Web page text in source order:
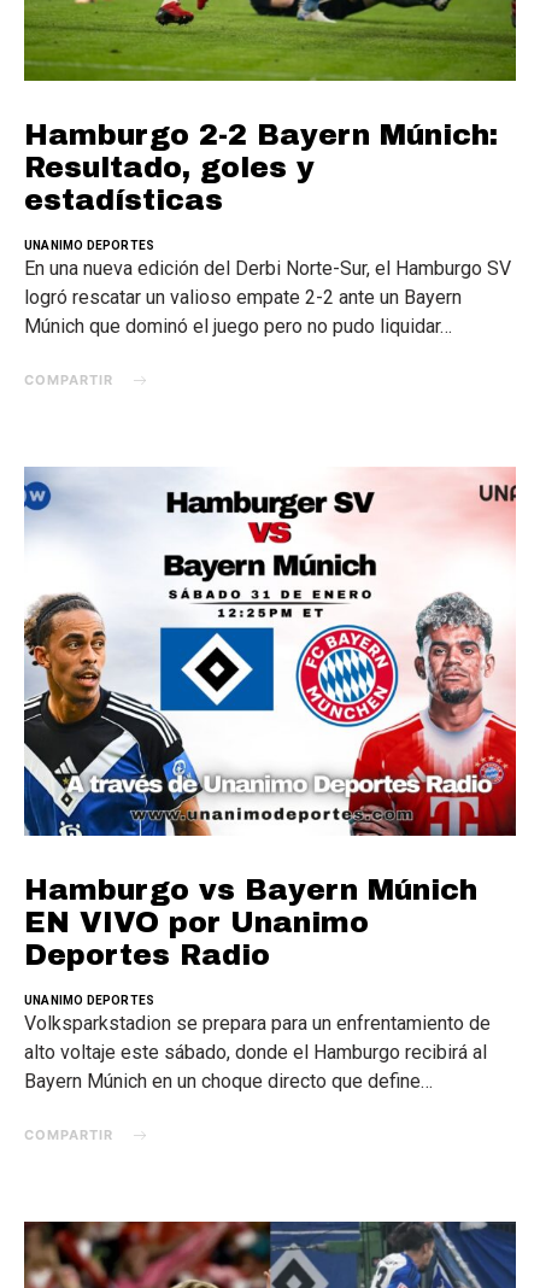
Hamburgo 2-2 Bayern Múnich:
Resultado, goles y
estadísticas
UNANIMO DEPORTES
En una nueva edición del Derbi Norte-Sur, el Hamburgo SV
logró rescatar un valioso empate 2-2 ante un Bayern
Múnich que dominó el juego pero no pudo liquidar…
COMPARTIR
Hamburgo vs Bayern Múnich
EN VIVO por Unanimo
Deportes Radio
UNANIMO DEPORTES
Volksparkstadion se prepara para un enfrentamiento de
alto voltaje este sábado, donde el Hamburgo recibirá al
Bayern Múnich en un choque directo que define…
COMPARTIR